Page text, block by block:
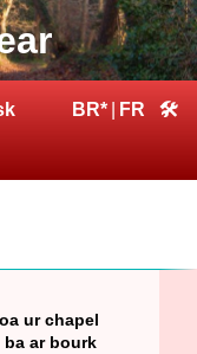
BR* FR 🛠
ur chapel
ba ar bourk